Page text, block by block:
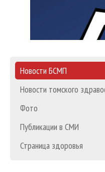
Новости БСМП
Новости томского
Фото
Публикации в СМИ
Страница здоровья